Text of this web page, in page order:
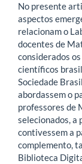
No presente
aspectos
relacionam o
docentes de
considerados
científicos
Sociedade
abordassem o
professores de
selecionados, a
contivessem a
complemento,
Biblioteca